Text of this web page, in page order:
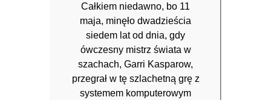
Całkiem niedawno, bo 11
maja, minęło dwadzieścia
siedem lat od dnia, gdy
ówczesny mistrz świata w
szachach, Garri Kasparow,
przegrał w tę szlachetną grę z
systemem komputerowym